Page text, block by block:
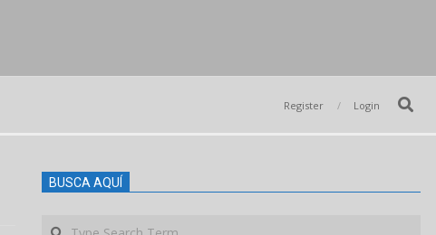
Register Login Search
BUSCA AQUÍ
Search